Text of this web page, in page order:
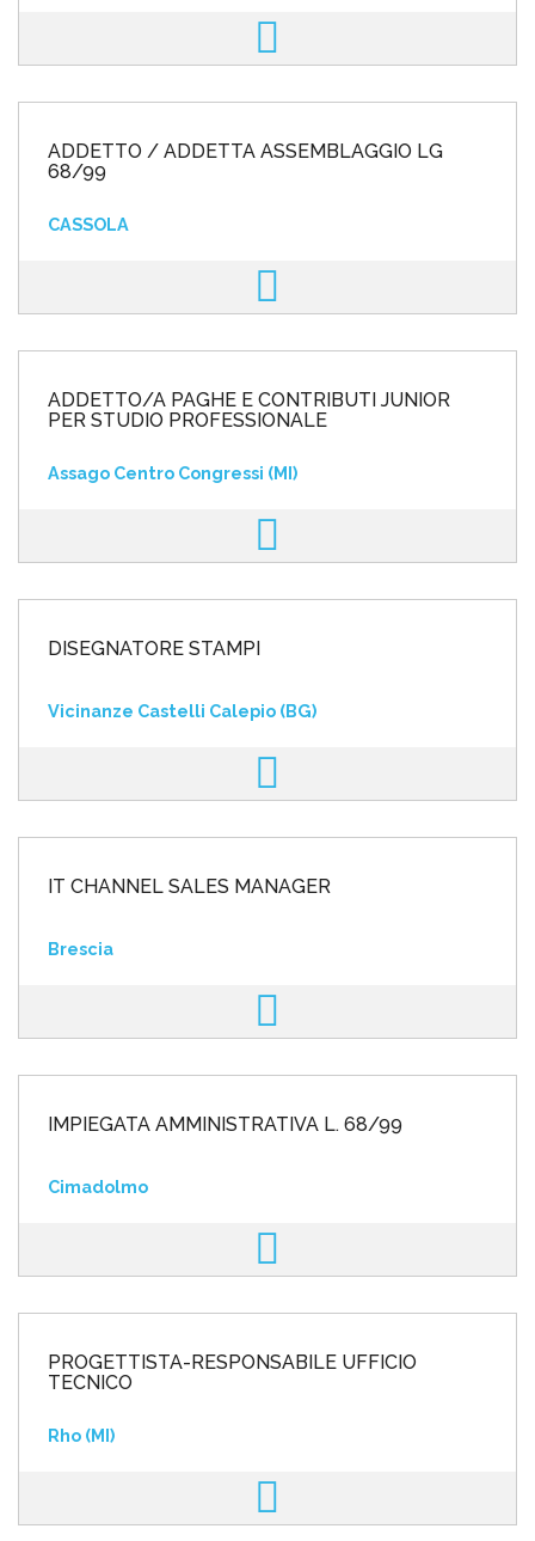
ADDETTO / ADDETTA ASSEMBLAGGIO LG
68/99
CASSOLA
ADDETTO/A PAGHE E CONTRIBUTI JUNIOR
PER STUDIO PROFESSIONALE
Assago Centro Congressi (MI)
DISEGNATORE STAMPI
Vicinanze Castelli Calepio (BG)
IT CHANNEL SALES MANAGER
Brescia
IMPIEGATA AMMINISTRATIVA L. 68/99
Cimadolmo
PROGETTISTA-RESPONSABILE UFFICIO
TECNICO
Rho (MI)